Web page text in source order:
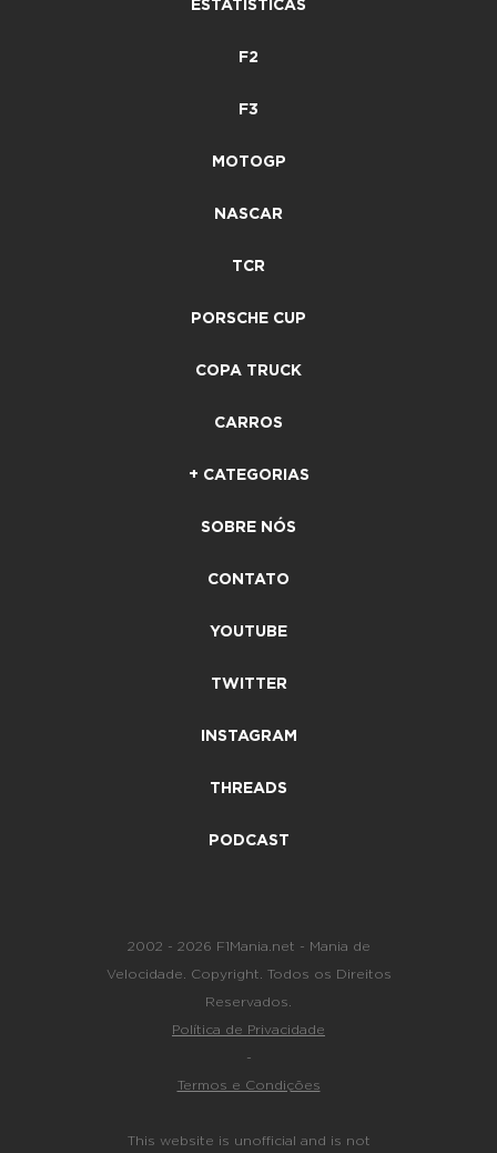
ESTATÍSTICAS
F2
F3
MOTOGP
NASCAR
TCR
PORSCHE CUP
COPA TRUCK
CARROS
+ CATEGORIAS
SOBRE NÓS
CONTATO
YOUTUBE
TWITTER
INSTAGRAM
THREADS
PODCAST
2002 - 2026 F1Mania.net - Mania de
Velocidade. Copyright. Todos os Direitos
Reservados.
Política de Privacidade
-
Termos e Condições
This website is unofficial and is not